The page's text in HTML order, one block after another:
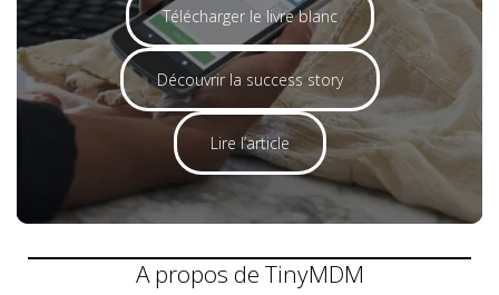
Télécharger le livre blanc
Découvrir la success story
Lire l’article
A propos de TinyMDM